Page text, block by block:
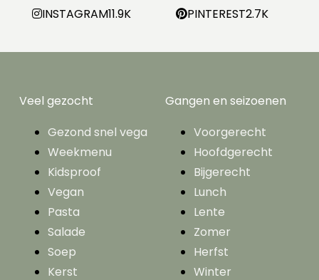
INSTAGRAM11.9K PINTEREST2.7K
Veel gezocht
Gezond snel vega
Weekmenu
Kidsproof
Vegan
Pasta
Salade
Soep
Kerst
Gangen en seizoenen
Voorgerecht
Hoofdgerecht
Bijgerecht
Lunch
Lente
Zomer
Herfst
Winter